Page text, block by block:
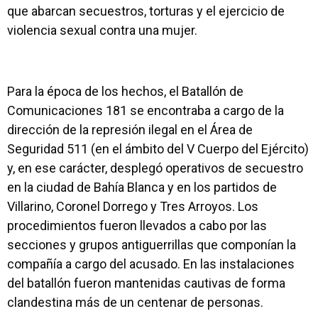
que abarcan secuestros, torturas y el ejercicio de
violencia sexual contra una mujer.
Para la época de los hechos, el Batallón de
Comunicaciones 181 se encontraba a cargo de la
dirección de la represión ilegal en el Área de
Seguridad 511 (en el ámbito del V Cuerpo del Ejército)
y, en ese carácter, desplegó operativos de secuestro
en la ciudad de Bahía Blanca y en los partidos de
Villarino, Coronel Dorrego y Tres Arroyos. Los
procedimientos fueron llevados a cabo por las
secciones y grupos antiguerrillas que componían la
compañía a cargo del acusado. En las instalaciones
del batallón fueron mantenidas cautivas de forma
clandestina más de un centenar de personas.